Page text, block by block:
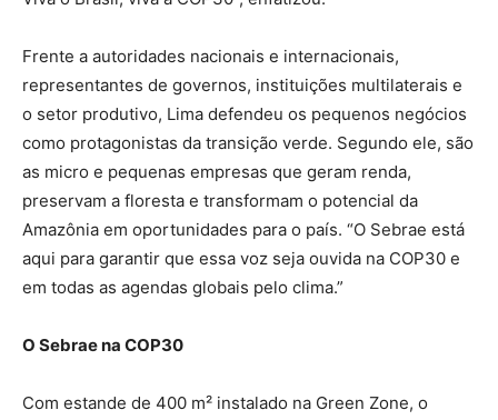
Frente a autoridades nacionais e internacionais,
representantes de governos, instituições multilaterais e
o setor produtivo, Lima defendeu os pequenos negócios
como protagonistas da transição verde. Segundo ele, são
as micro e pequenas empresas que geram renda,
preservam a floresta e transformam o potencial da
Amazônia em oportunidades para o país. “O Sebrae está
aqui para garantir que essa voz seja ouvida na COP30 e
em todas as agendas globais pelo clima.”
O Sebrae na COP30
Com estande de 400 m² instalado na Green Zone, o